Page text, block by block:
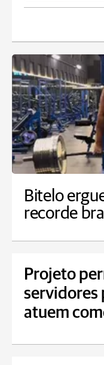
Bitelo
recorde
Projeto
servidores
atuem